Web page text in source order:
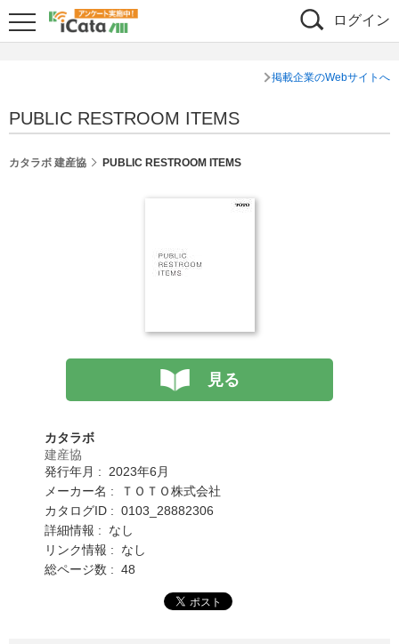
ログイン
掲載企業のWebサイトへ
PUBLIC RESTROOM ITEMS
カタラボ 建産協 PUBLIC RESTROOM ITEMS
見る
カタラボ
建産協
発行年月 : 2023年6月
メーカー名 : ＴＯＴＯ株式会社
カタログID : 0103_28882306
詳細情報 : なし
リンク情報 : なし
総ページ数 : 48